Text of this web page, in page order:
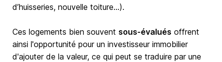
d’huisseries, nouvelle toiture…).
Ces logements bien souvent sous-évalués offrent
ainsi l'opportunité pour un investisseur immobilier
d'ajouter de la valeur, ce qui peut se traduire par une